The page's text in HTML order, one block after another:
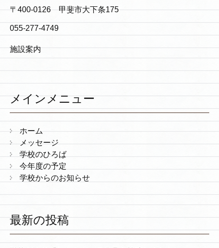
〒400-0126 甲斐市大下条175
055-277-4749
施設案内
メインメニュー
ホーム
メッセージ
学校のひろば
今年度の予定
学校からのお知らせ
最新の投稿